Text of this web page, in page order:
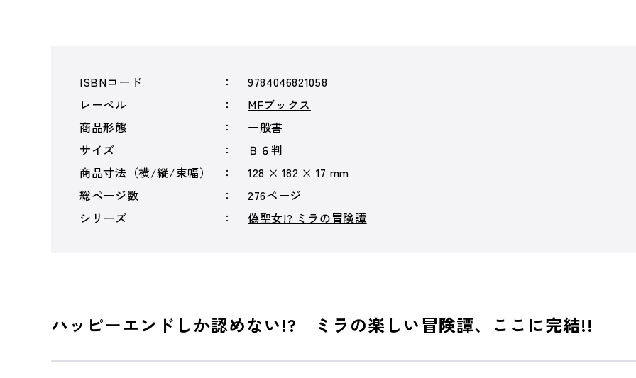
ISBNコード
9784046821058
レーベル
MFブックス
商品形態
一般書
サイズ
Ｂ６判
商品寸法（横/縦/束幅）
128 × 182 × 17 mm
総ページ数
276ページ
シリーズ
偽聖女!? ミラの冒険譚
ハッピーエンドしか認めない!? ミラの楽しい冒険譚、ここに完結!!